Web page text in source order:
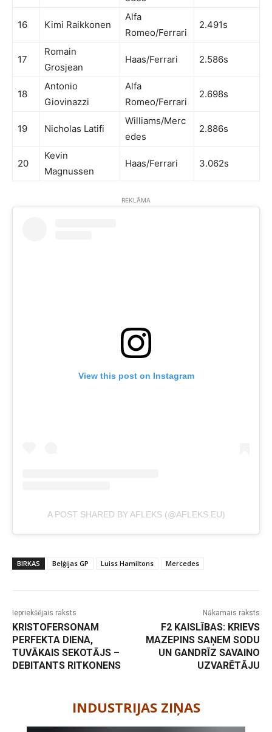
16 Kimi Raikkonen
Alfa
Romeo/Ferrari
2.491s
17
Romain
Grosjean
Haas/Ferrari 2.586s
18
Antonio
Giovinazzi
Alfa
Romeo/Ferrari
2.698s
19 Nicholas Latifi
Williams/Merc
edes
2.886s
20
Kevin
Magnussen
Haas/Ferrari 3.062s
REKLĀMA
View this post on Instagram
A POST SHARED BY AFLEKS (@AFLEKS.EU)
BIRKAS Beļģijas GP Luiss Hamiltons Mercedes
Iepriekšējais raksts
KRISTOFERSONAM
PERFEKTA DIENA,
TUVĀKAIS SEKOTĀJS –
DEBITANTS RITKONENS
Nākamais raksts
F2 KAISLĪBAS: KRIEVS
MAZEPINS SAŅEM SODU
UN GANDRĪZ SAVAINO
UZVARĒTĀJU
INDUSTRIJAS ZIŅAS